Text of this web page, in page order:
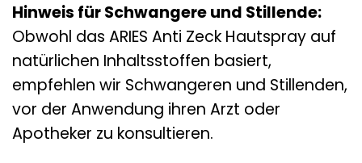
Hinweis für Schwangere und Stillende:
Obwohl das ARIES Anti Zeck Hautspray auf
natürlichen Inhaltsstoffen basiert,
empfehlen wir Schwangeren und Stillenden,
vor der Anwendung ihren Arzt oder
Apotheker zu konsultieren.